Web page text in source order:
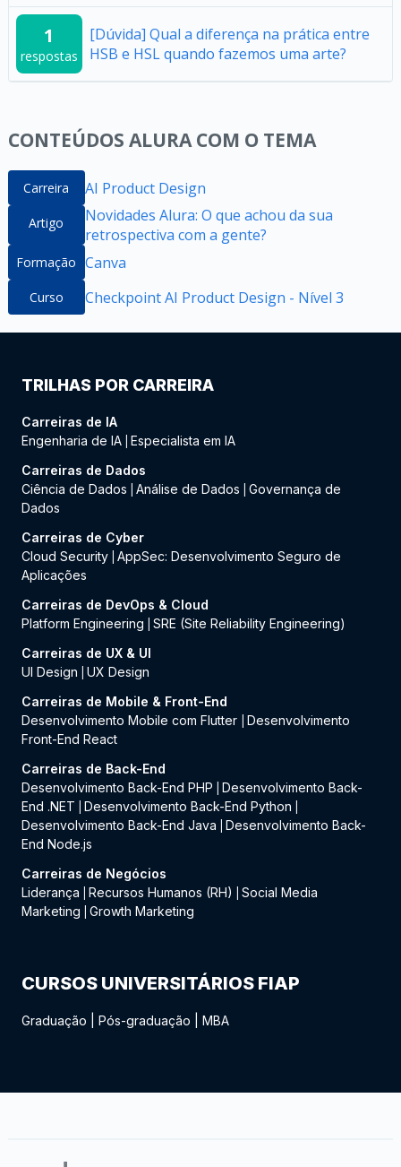
1
respostas
[Dúvida] Qual a diferença na prática entre
HSB e HSL quando fazemos uma arte?
CONTEÚDOS ALURA COM O TEMA
Carreira AI Product Design
Artigo
Novidades Alura: O que achou da sua
retrospectiva com a gente?
Formação Canva
Curso Checkpoint AI Product Design - Nível 3
TRILHAS POR CARREIRA
Carreiras de IA
Engenharia de IA Especialista em IA
Carreiras de Dados
Ciência de Dados
Análise de Dados
Governança de
Dados
Carreiras de Cyber
Cloud Security AppSec: Desenvolvimento Seguro de
Aplicações
Carreiras de DevOps & Cloud
Platform Engineering
SRE (Site Reliability Engineering)
Carreiras de UX & UI
UI Design
UX Design
Carreiras de Mobile & Front-End
Desenvolvimento Mobile com Flutter
Desenvolvimento
Front-End React
Carreiras de Back-End
Desenvolvimento Back-End PHP
Desenvolvimento Back-
End .NET
Desenvolvimento Back-End Python
Desenvolvimento Back-End Java
Desenvolvimento Back-
End Node.js
Carreiras de Negócios
Liderança
Recursos Humanos (RH)
Social Media
Marketing
Growth Marketing
CURSOS UNIVERSITÁRIOS FIAP
Graduação Pós-graduação MBA